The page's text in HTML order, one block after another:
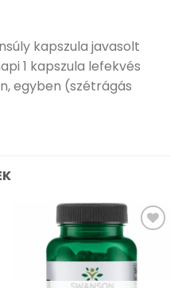
kapszula javasolt
1 kapszula lefekvés
egyben (szétrágás
Kívánságlistához
adás